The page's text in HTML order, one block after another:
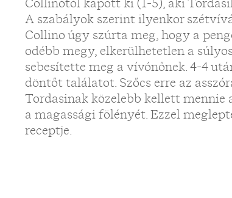
A szabályok szerint ilyenkor
Collino úgy szúrta meg, hogy a
odébb megy, elkerülhetetlen a
sebesítette meg a vívónőnek. 4-4
döntőt találatot. Szőcs erre az
Tordasinak közelebb kellett mennie
a magassági fölényét. Ezzel
receptje.